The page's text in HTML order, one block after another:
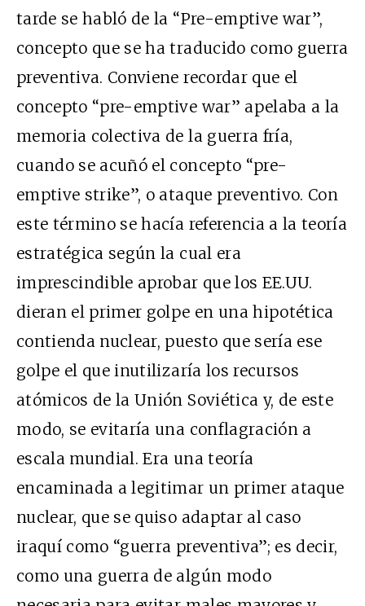
tarde se habló de la “Pre-emptive war”,
concepto que se ha traducido como guerra
preventiva. Conviene recordar que el
concepto “pre-emptive war” apelaba a la
memoria colectiva de la guerra fría,
cuando se acuñó el concepto “pre-
emptive strike”, o ataque preventivo. Con
este término se hacía referencia a la teoría
estratégica según la cual era
imprescindible aprobar que los EE.UU.
dieran el primer golpe en una hipotética
contienda nuclear, puesto que sería ese
golpe el que inutilizaría los recursos
atómicos de la Unión Soviética y, de este
modo, se evitaría una conflagración a
escala mundial. Era una teoría
encaminada a legitimar un primer ataque
nuclear, que se quiso adaptar al caso
iraquí como “guerra preventiva”; es decir,
como una guerra de algún modo